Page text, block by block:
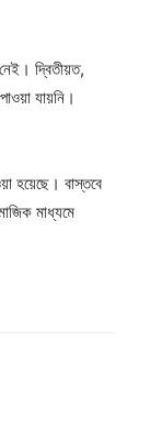
দ্বিতীয়ত,
যায়নি।
হয়েছে। বাস্তবে
মাধ্যমে